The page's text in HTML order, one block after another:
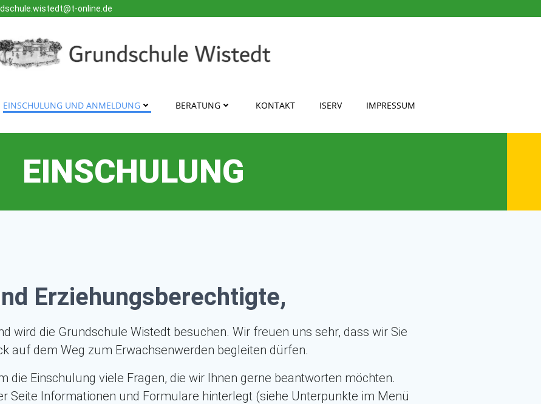
online.de
EINSCHULUNG UND ANMELDUNG BERATUNG KONTAKT ISERV IMPRESSUM
EINSCHULUNG
Erziehungsberechtigte,
wird die Grundschule Wistedt besuchen. Wir freuen uns sehr, dass wir Sie
auf dem Weg zum Erwachsenwerden begleiten dürfen.
die Einschulung viele Fragen, die wir Ihnen gerne beantworten möchten.
Seite Informationen und Formulare hinterlegt (siehe Unterpunkte im Menü